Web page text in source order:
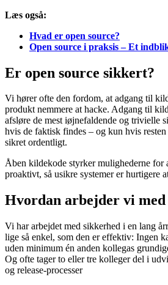
Læs også:
Hvad er open source?
Open source i praksis – Et
Er open source sikkert?
Vi hører ofte den fordom, at adgang til
produkt nemmere at hacke. Adgang til
afsløre de mest iøjnefaldende og trivielle
hvis de faktisk findes – og kun hvis
sikret ordentligt.
Åben kildekode styrker mulighederne for
proaktivt, så usikre systemer er hurtigere
Hvordan arbejder vi med
Vi har arbejdet med sikkerhed i en lang
lige så enkel, som den er effektiv: Ingen
uden minimum én anden kollegas
Og ofte tager to eller tre kolleger del i
og release-processer